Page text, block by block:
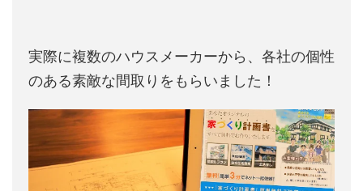
実際に複数のハウスメーカーから、各社の個性
のある素敵な間取りをもらいました！